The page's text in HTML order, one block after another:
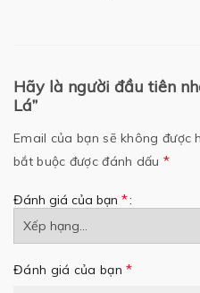
Hãy là người đầu tiên
Lá”
Email của bạn sẽ không được
bắt buộc được đánh dấu *
Đánh giá của bạn *
Đánh giá của bạn*